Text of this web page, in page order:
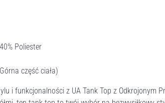
Poliester
część ciała)
i funkcjonalności z UA Tank Top z Odkrojonym